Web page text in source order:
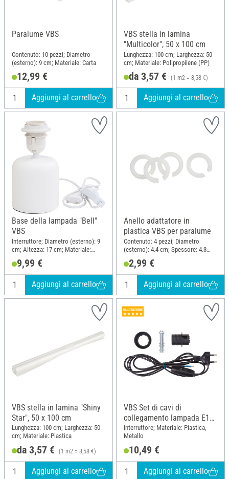
Paralume VBS
Contenuto: 10 pezzi; Diametro
(esterno): 9 cm; Materiale: Carta
12,99 €
Aggiungi al carrello
VBS stella in lamina
"Multicolor", 50 x 100 cm
Lunghezza: 100 cm; Larghezza: 50
cm; Materiale: Polipropilene (PP)
da 3,57 € (1 m2 = 8,58 €)
Aggiungi al carrello
Base della lampada "Bell"
VBS
Interruttore; Diametro (esterno): 9
cm; Altezza: 17 cm; Materiale:
9,99 €
Aggiungi al carrello
Anello adattatore in
plastica VBS per paralume
Contenuto: 4 pezzi; Diametro
(esterno): 4.4 cm; Spessore: 4.3
2,99 €
Aggiungi al carrello
VBS stella in lamina "Shiny
Star", 50 x 100 cm
Lunghezza: 100 cm; Larghezza: 50
cm; Materiale: Plastica
da 3,57 € (1 m2 = 8,58 €)
Aggiungi al carrello
VBS Set di cavi di
collegamento lampada E14,
nero
Interruttore; Materiale: Plastica,
Metallo
10,49 €
Aggiungi al carrello